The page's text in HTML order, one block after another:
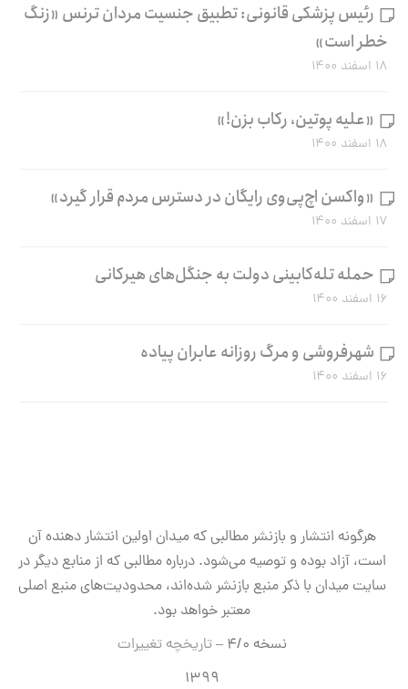
رئیس پزشکی قانونی: تطبیق جنسیت مردان ترنس «زنگ
خطر است»
۱۸ اسفند ۱۴۰۰
«علیه پوتین، رکاب بزن!»
۱۸ اسفند ۱۴۰۰
«واکسن اچ‌پی‌وی رایگان در دسترس مردم قرار گیرد»
۱۷ اسفند ۱۴۰۰
حمله تله‌کابینی دولت به جنگل‌های هیرکانی
۱۶ اسفند ۱۴۰۰
شهرفروشی و مرگ روزانه عابران پیاده
۱۶ اسفند ۱۴۰۰
هرگونه انتشار و بازنشر مطالبی که میدان اولین انتشار دهنده آن
است، آزاد بوده و توصیه می‌شود. درباره مطالبی که از منابع دیگر در
سایت میدان با ذکر منبع بازنشر شده‌اند، محدودیت‌های منبع اصلی
معتبر خواهد بود.
نسخه ۴/۰ –
تاریخچه تغییرات
۱۳۹۹